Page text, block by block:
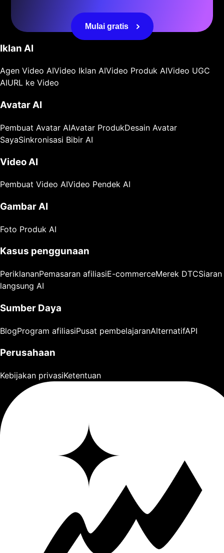
Mulai gratis
Iklan AI
Agen Video AIVideo Iklan AIVideo Produk AIVideo UGC
AIURL ke Video
Avatar AI
Pembuat Avatar AIAvatar ProdukDesain Avatar
SayaSinkronisasi Bibir AI
Video AI
Pembuat Video AIVideo Pendek AI
Gambar AI
Foto Produk AI
Kasus penggunaan
PeriklananPemasaran afiliasiE-commerceMerek DTCSiaran
langsung AI
Sumber Daya
BlogProgram afiliasiPusat pembelajaranAlternatifAPI
Perusahaan
Kebijakan privasiKetentuan